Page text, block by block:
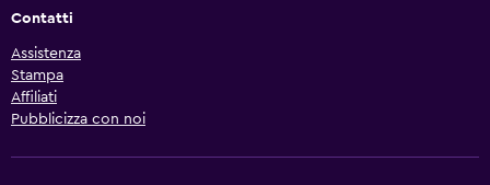
Contatti
Assistenza
Stampa
Affiliati
Pubblicizza con noi